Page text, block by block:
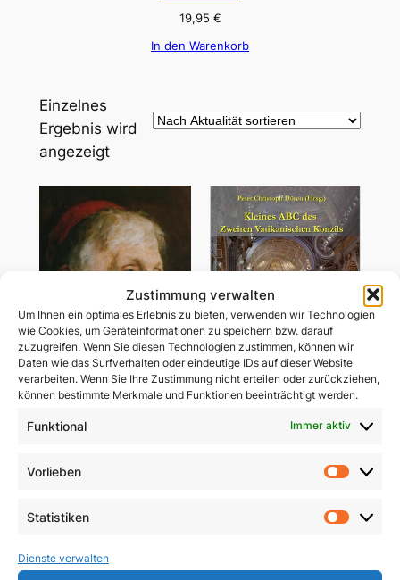
Zustimmung verwalten
Um Ihnen ein optimales Erlebnis zu bieten, verwenden wir Technologien
wie Cookies, um Geräteinformationen zu speichern bzw. darauf
zuzugreifen. Wenn Sie diesen Technologien zustimmen, können wir
Daten wie das Surfverhalten oder eindeutige IDs auf dieser Website
verarbeiten. Wenn Sie Ihre Zustimmung nicht erteilen oder zurückziehen,
können bestimmte Merkmale und Funktionen beeinträchtigt werden.
Funktional Immer aktiv
Vorlieben
Statistiken
Dienste verwalten
19,95 €
In den Warenkorb
Einzelnes
Ergebnis wird
angezeigt
John Henry Newman
Zweiten Vatikanischen